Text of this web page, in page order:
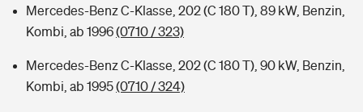
Mercedes-Benz C-Klasse, 202 (C 180 T), 89 kW, Benzin,
Kombi, ab 1996(0710 / 323)
Mercedes-Benz C-Klasse, 202 (C 180 T), 90 kW, Benzin,
Kombi, ab 1995(0710 / 324)